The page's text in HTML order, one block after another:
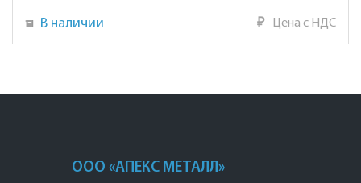
В наличии ₽ Цена с НДС
ООО «АПЕКС МЕТАЛЛ»